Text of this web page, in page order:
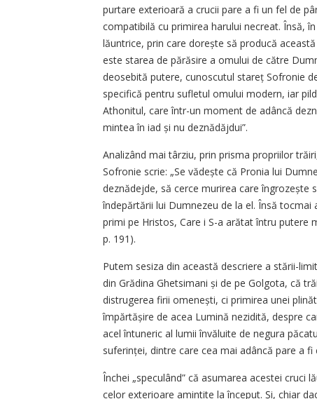
purtare exterioară a crucii pare a fi un fel de
compati­bilă cu primirea harului necreat. Însă,
lăuntrice, prin care dorește să producă
este starea de părăsire a omului de către
deosebită putere, cunoscutul stareț Sofronie
specifică pentru sufletul omului modern, iar
Athonitul, care într-un moment de adâncă
mintea în iad și nu deznădăjdui”.
Analizând mai târziu, prin prisma propriilor
Sofronie scrie: „Se vădește că Pronia lui
deznădejde, să cerce murirea care
îndepărtării lui Dumnezeu de la el. Însă
primi pe Hristos, Care i S-a arătat întru putere
p. 191).
Putem sesiza din această descriere a stării-
din Grădina Ghe­tsimani și de pe Golgota, că
distrugerea firii omenești, ci primirea unei
împărtășire de acea Lumină nezidită, despre
acel întuneric al lumii învăluite de negura
suferinței, dintre care cea mai adâncă pare a fi
Închei „speculând” că asumarea acestei cruci
celor exterioare amintite la început. Și, chiar